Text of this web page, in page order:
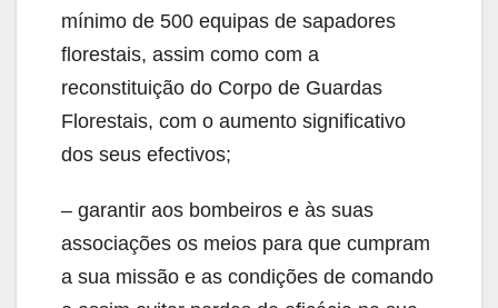
mínimo de 500 equipas de sapadores
florestais, assim como com a
reconstituição do Corpo de Guardas
Florestais, com o aumento significativo
dos seus efectivos;
– garantir aos bombeiros e às suas
associações os meios para que cumpram
a sua missão e as condições de comando